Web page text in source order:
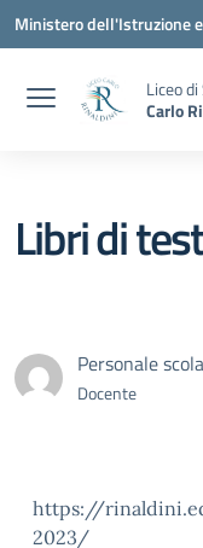
Vai ai contenuti
Vai al menu di navigazione
Vai al footer
Ministero dell'Istruzione
Liceo
Carlo
Libri di
Personale
Docente
https://
2023/